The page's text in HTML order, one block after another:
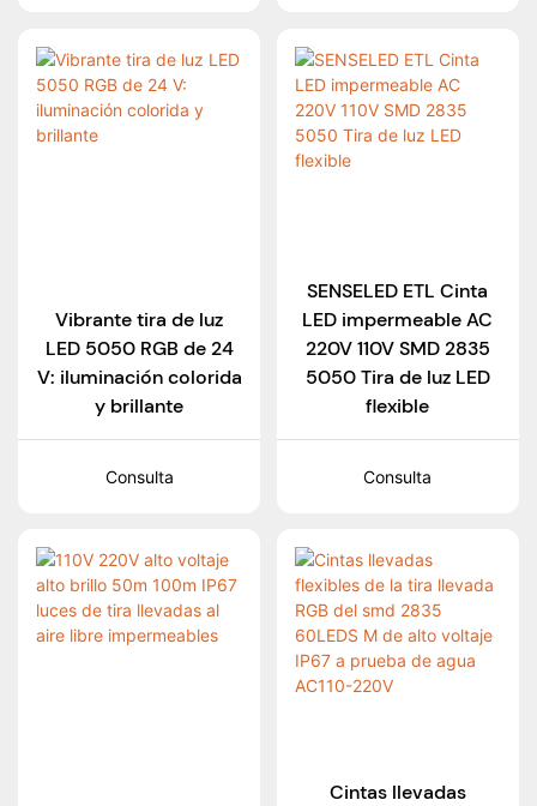
Vibrante tira de luz
LED 5050 RGB de 24
V: iluminación colorida
y brillante
Consulta
SENSELED ETL Cinta
LED impermeable AC
220V 110V SMD 2835
5050 Tira de luz LED
flexible
Consulta
Cintas llevadas